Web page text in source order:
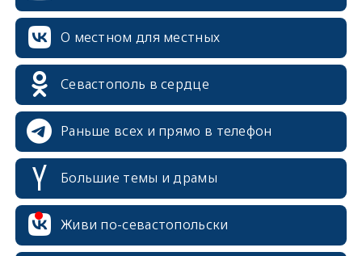
О местном для местных
Севастополь в сердце
Раньше всех и прямо в телефон
Большие темы и драмы
Живи по-севастопольски
erid: 2SDnjcrDNw6